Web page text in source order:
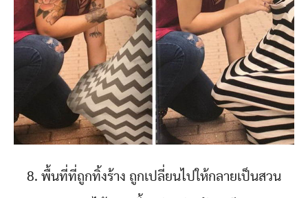
8. พื้นที่ที่ถูกทิ้งร้าง ถูกเปลี่ยนไปให้กลายเป็นสวน